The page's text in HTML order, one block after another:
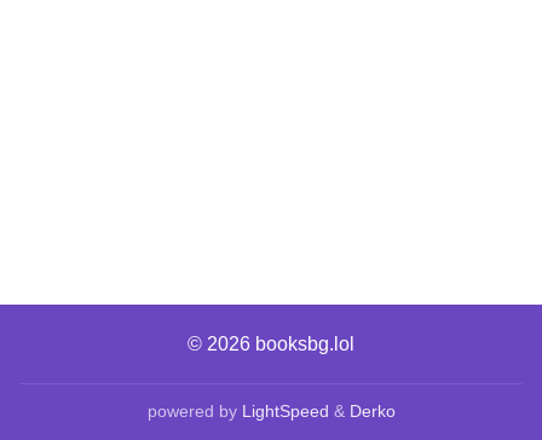
© 2026 booksbg.lol
powered by LightSpeed & Derko